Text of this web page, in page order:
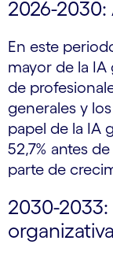
2026-
En este
mayor de la
de
generales y
papel de la IA
52,7% antes
parte de
2030-